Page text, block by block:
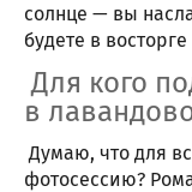
солнце — вы
будете в восторге
Для кого
в
Думаю, что для
фотосессию?